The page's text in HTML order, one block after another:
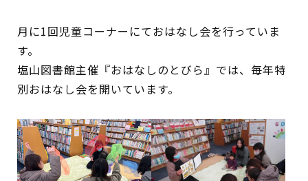
月に1回児童コーナーにておはなし会を行っていま
す。
塩山図書館主催『おはなしのとびら』では、毎年特
別おはなし会を開いています。
よくあるご質問
マンガ「雨宮敬二郎」
スポンサー企業
リンク集
利用案内